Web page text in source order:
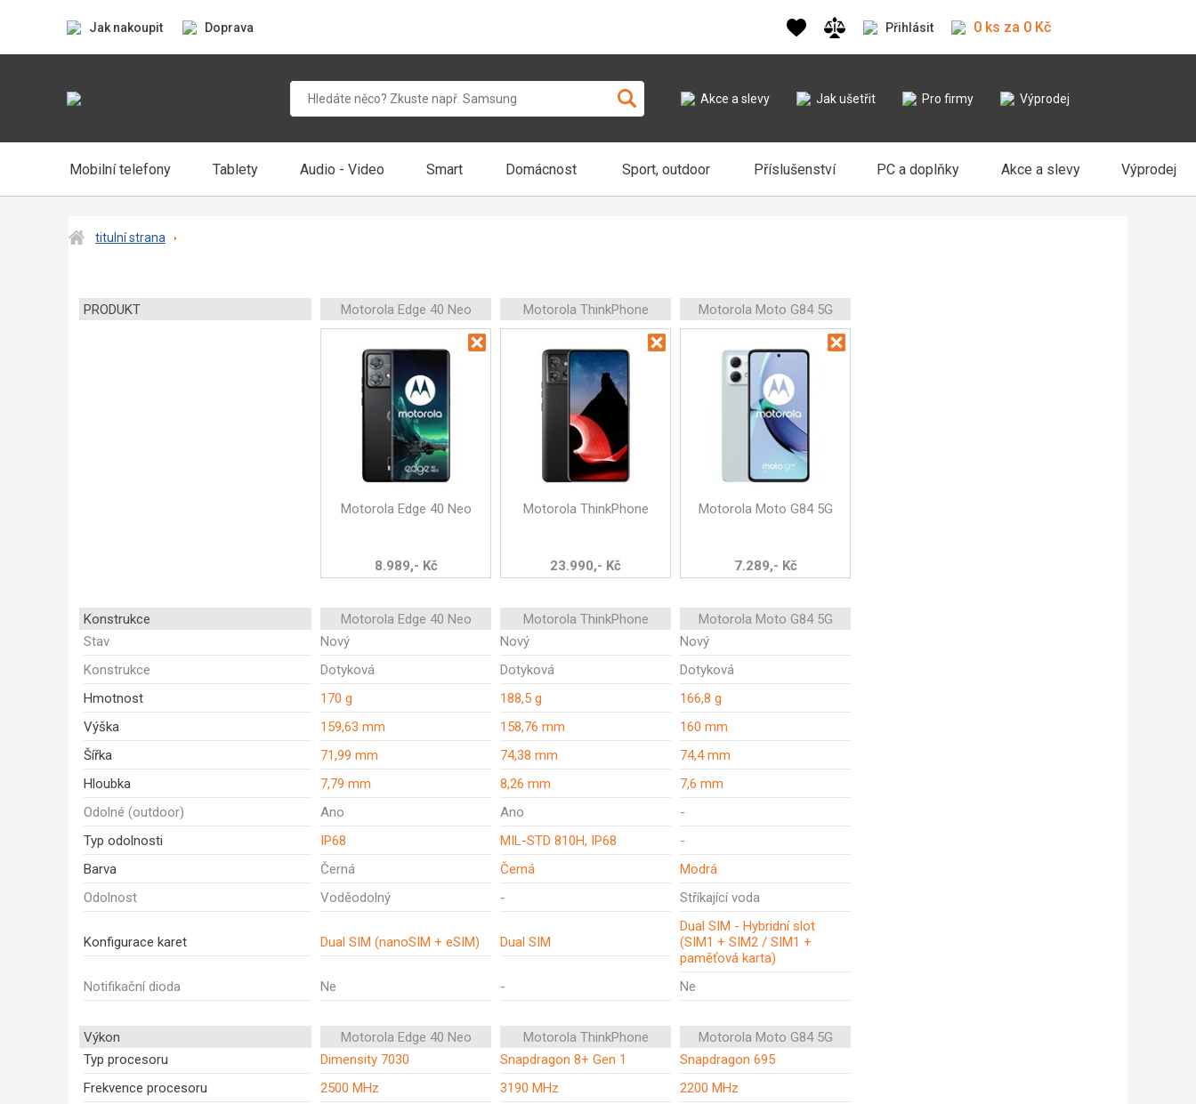
Jak nakoupit Doprava Přihlásit 0 ks za 0 Kč
Akce a slevy Jak ušetřit Pro firmy Výprodej
Mobilní telefony Tablety Audio - Video Smart Domácnost Sport, outdoor Příslušenství PC a doplňky Akce a slevy Výprodej
titulní strana
PRODUKT Motorola Edge 40 Neo Motorola ThinkPhone Motorola Moto G84 5G
Motorola Edge 40 Neo
8.989,- Kč
Motorola ThinkPhone
23.990,- Kč
Motorola Moto G84 5G
7.289,- Kč
Konstrukce Motorola Edge 40 Neo Motorola ThinkPhone
Motorola Moto G84 5G
Stav
Nový Nový
Nový
Konstrukce
Dotyková Dotyková
Dotyková
Hmotnost
170 g 188,5 g
166,8 g
Výška
159,63 mm 158,76 mm
160 mm
Šířka
71,99 mm 74,38 mm
74,4 mm
Hloubka
7,79 mm 8,26 mm
7,6 mm
Odolné (outdoor)
Ano Ano
-
Typ odolnosti
IP68 MIL-STD 810H, IP68
-
Barva
Černá Černá
Modrá
Odolnost
Voděodolný - Stříkající voda
Konfigurace karet Dual SIM (nanoSIM + eSIM) Dual SIM
Dual SIM - Hybridní slot
(SIM1 + SIM2 / SIM1 +
paměťová karta)
Notifikační dioda
Ne - Ne
Výkon Motorola Edge 40 Neo Motorola ThinkPhone
Motorola Moto G84 5G
Typ procesoru
Dimensity 7030 Snapdragon 8+ Gen 1
Snapdragon 695
Frekvence procesoru
2500 MHz 3190 MHz
2200 MHz